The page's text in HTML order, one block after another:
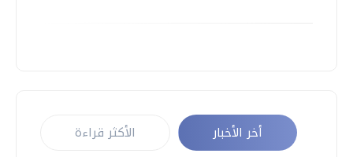
أخر الأخبار الأكثر قراءة